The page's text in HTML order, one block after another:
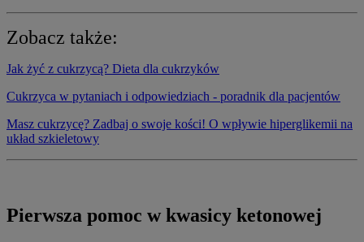
Zobacz także:
Jak żyć z cukrzycą? Dieta dla cukrzyków
Cukrzyca w pytaniach i odpowiedziach - poradnik dla pacjentów
Masz cukrzycę? Zadbaj o swoje kości! O wpływie hiperglikemii na
układ szkieletowy
Pierwsza pomoc w kwasicy ketonowej